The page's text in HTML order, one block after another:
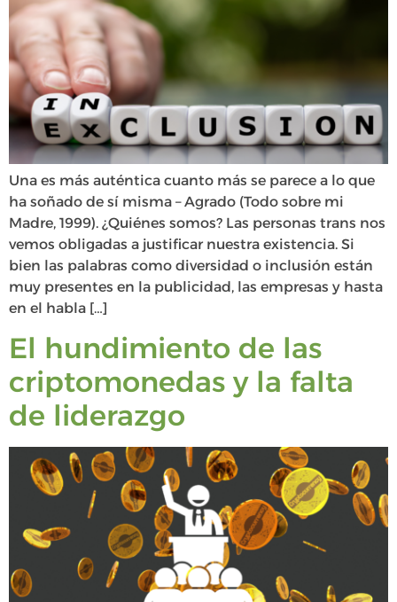
Una es más auténtica cuanto más se parece a lo que
ha soñado de sí misma – Agrado (Todo sobre mi
Madre, 1999). ¿Quiénes somos? Las personas trans nos
vemos obligadas a justificar nuestra existencia. Si
bien las palabras como diversidad o inclusión están
muy presentes en la publicidad, las empresas y hasta
en el habla […]
El hundimiento de las
criptomonedas y la falta
de liderazgo